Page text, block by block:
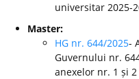
universitar 2025-
Master:
HG nr. 644/2025-
Guvernului nr.
anexelor nr. 1 și